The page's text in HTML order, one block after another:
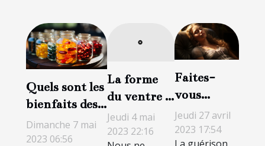
Quels sont les
bienfaits des
compléments
malimentaires
Dimanche 7 mai
2023 06:56
La forme
du ventre :
comment
savoir le
Jeudi 4 mai
2023 22:16
Faites-
vous
guérir par
l’hypnose
Jeudi 27 avril
2023 17:54